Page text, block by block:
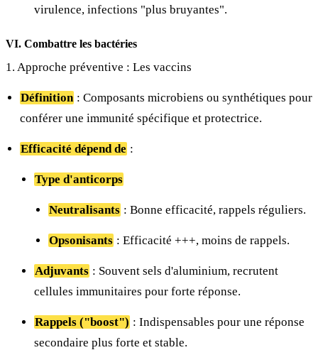
virulence, infections "plus bruyantes".
VI. Combattre les bactéries
1. Approche préventive : Les vaccins
Définition : Composants microbiens ou synthétiques pour
conférer une immunité spécifique et protectrice.
Efficacité dépend de :
Type d'anticorps
Neutralisants : Bonne efficacité, rappels réguliers.
Opsonisants : Efficacité +++, moins de rappels.
Adjuvants : Souvent sels d'aluminium, recrutent
cellules immunitaires pour forte réponse.
Rappels ("boost") : Indispensables pour une réponse
secondaire plus forte et stable.